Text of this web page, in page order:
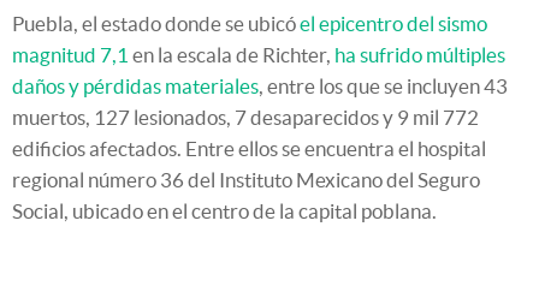
Puebla, el estado donde se ubicóel epicentro del sismo
magnitud 7,1 en la escala de Richter, ha sufrido múltiples
daños y pérdidas materiales, entre los que se incluyen 43
muertos, 127 lesionados, 7 desaparecidos y 9 mil 772
edificios afectados. Entre ellos se encuentra el hospital
regional número 36 del Instituto Mexicano del Seguro
Social, ubicado en el centro de la capital poblana.